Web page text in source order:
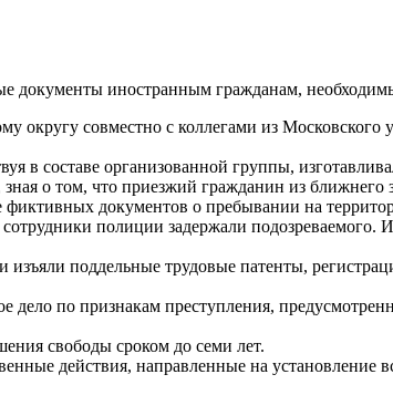
документы иностранным гражданам,
совместно с коллегами из Московского
в составе организованной группы,
о том, что приезжий гражданин из ближнего
фиктивных документов о пребывании на
полиции задержали подозреваемого.
поддельные трудовые патенты,
по признакам преступления,
свободы сроком до семи лет.
действия, направленные на установление